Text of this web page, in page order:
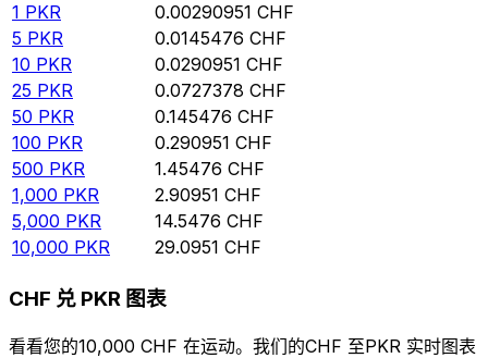
1 PKR 0.00290951 CHF
5 PKR 0.0145476 CHF
10 PKR 0.0290951 CHF
25 PKR 0.0727378 CHF
50 PKR 0.145476 CHF
100 PKR 0.290951 CHF
500 PKR 1.45476 CHF
1,000 PKR 2.90951 CHF
5,000 PKR 14.5476 CHF
10,000 PKR 29.0951 CHF
CHF 兑 PKR 图表
看看您的10,000 CHF 在运动。我们的CHF 至PKR 实时图表